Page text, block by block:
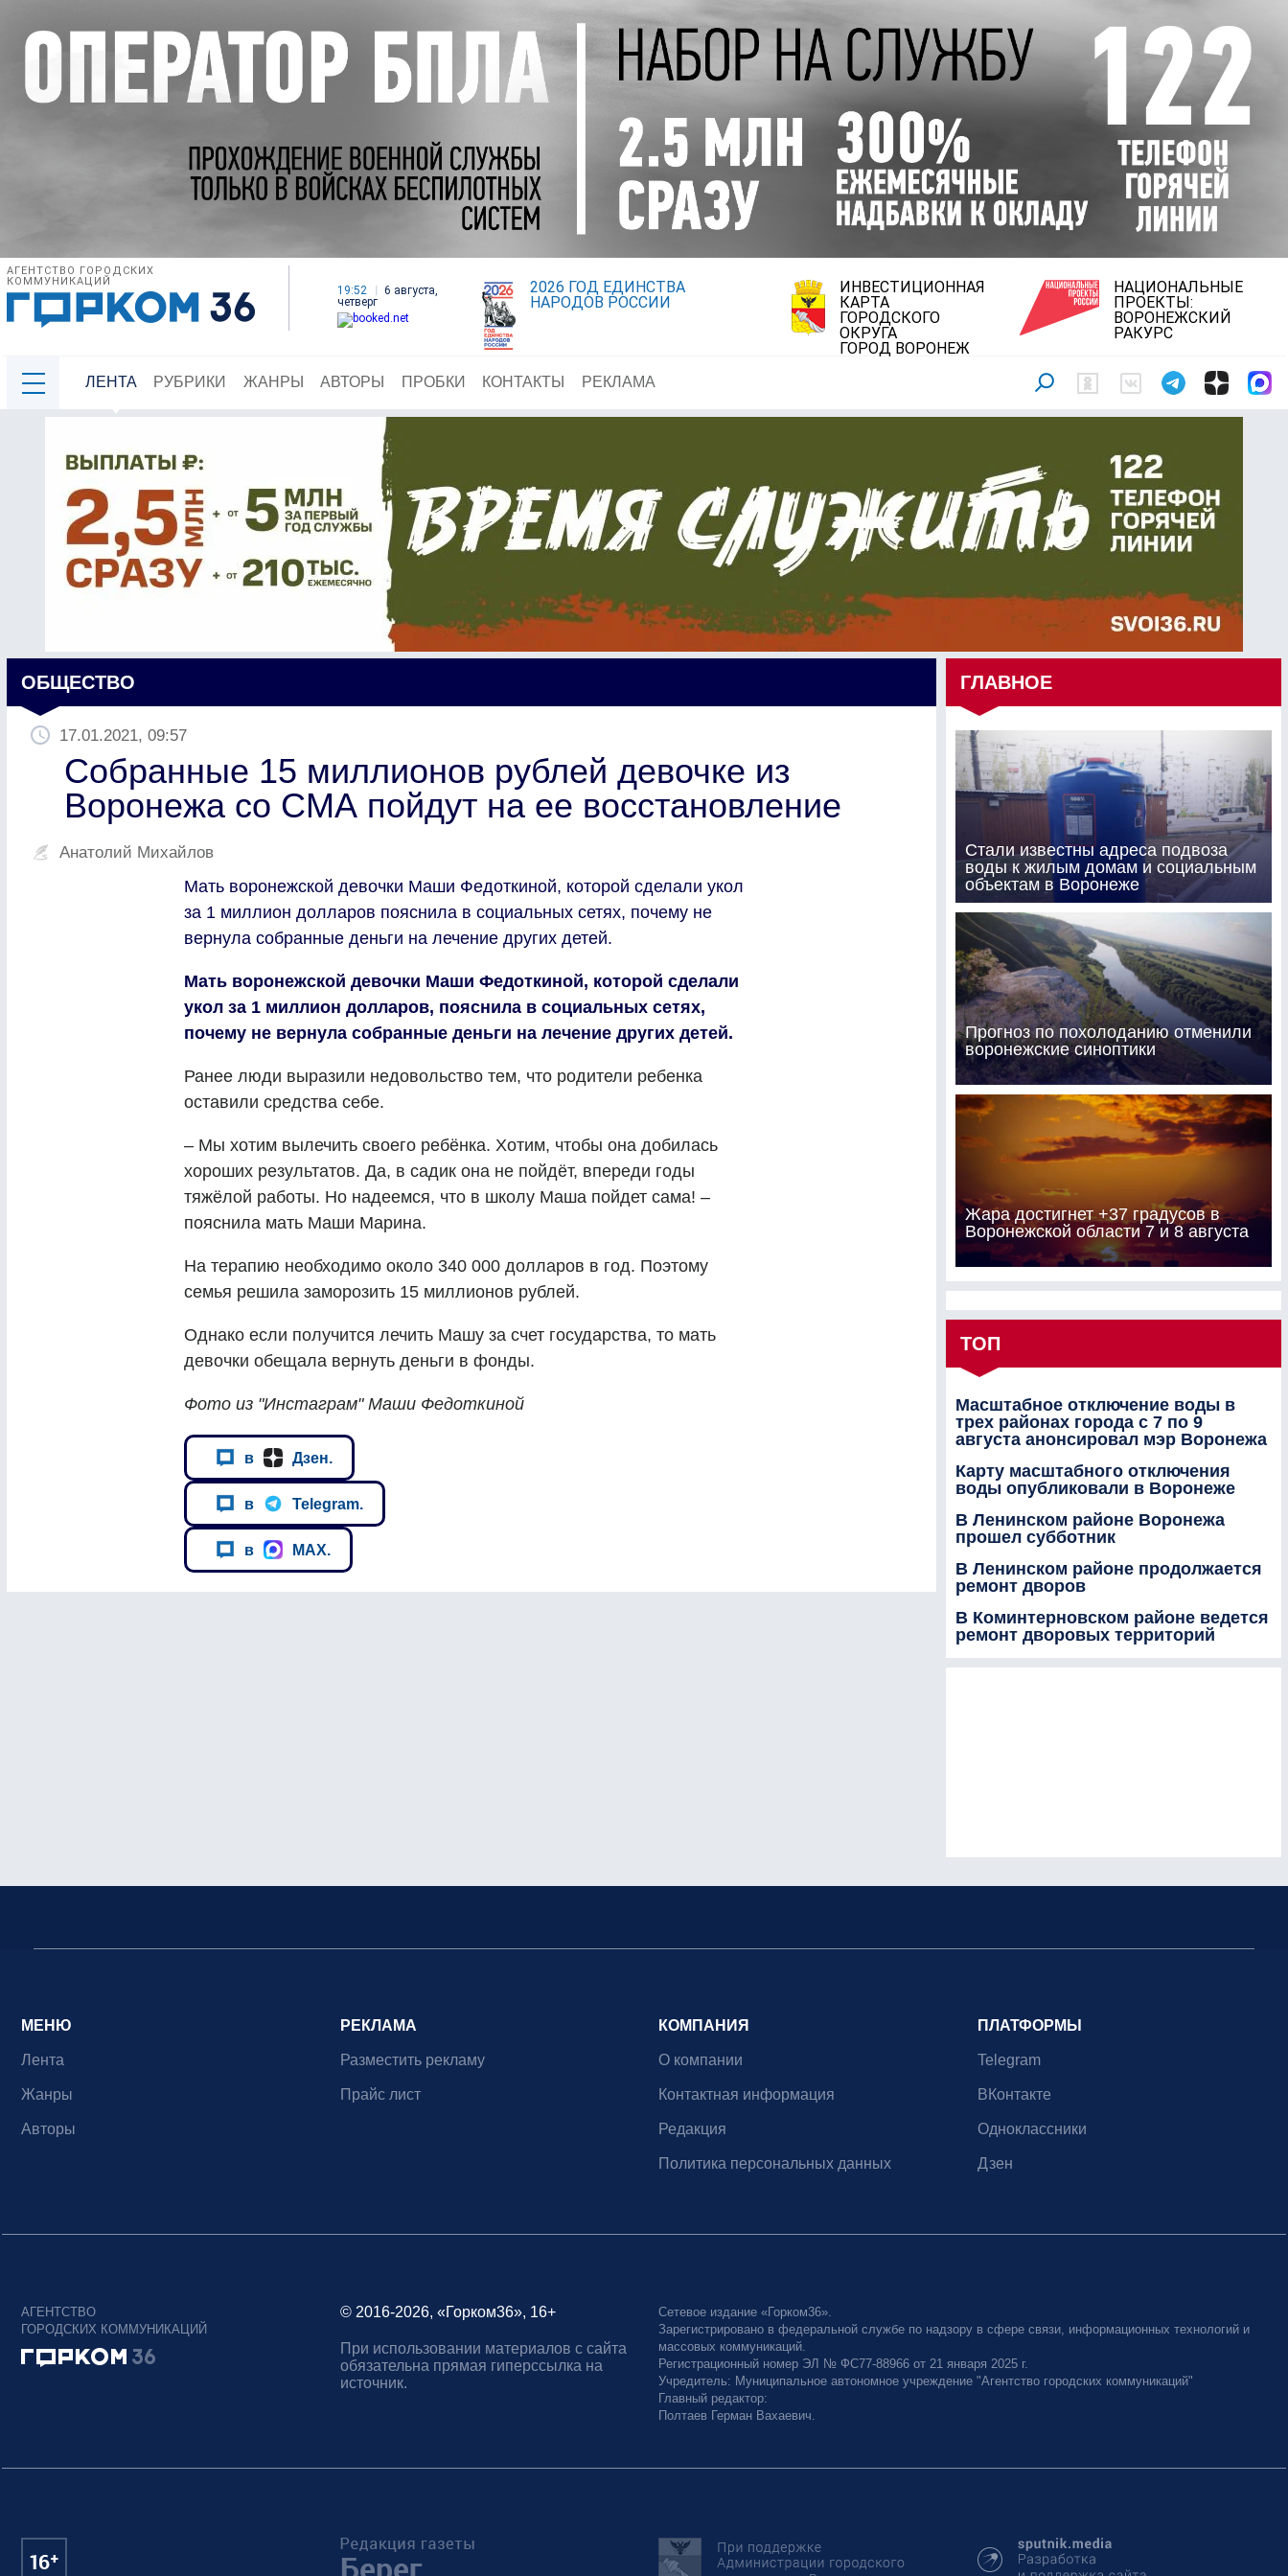
АГЕНТСТВО ГОРОДСКИХ
КОММУНИКАЦИЙ
19:52
6 августа,
четверг
2026 ГОД ЕДИНСТВА
НАРОДОВ РОССИИ
ИНВЕСТИЦИОННАЯ
КАРТА
ГОРОДСКОГО
ОКРУГА
ГОРОД ВОРОНЕЖ
НАЦИОНАЛЬНЫЕ
ПРОЕКТЫ:
ВОРОНЕЖСКИЙ
РАКУРС
ЛЕНТА РУБРИКИ ЖАНРЫ АВТОРЫ ПРОБКИ КОНТАКТЫ РЕКЛАМА
ОБЩЕСТВО
17.01.2021, 09:57
Собранные 15 миллионов рублей девочке из
Воронежа со СМА пойдут на ее восстановление
Анатолий Михайлов
Мать воронежской девочки Маши Федоткиной, которой сделали укол
за 1 миллион долларов пояснила в социальных сетях, почему не
вернула собранные деньги на лечение других детей.
Мать воронежской девочки Маши Федоткиной, которой сделали
укол за 1 миллион долларов, пояснила в социальных сетях,
почему не вернула собранные деньги на лечение других детей.
Ранее люди выразили недовольство тем, что родители ребенка
оставили средства себе.
– Мы хотим вылечить своего ребёнка. Хотим, чтобы она добилась
хороших результатов. Да, в садик она не пойдёт, впереди годы
тяжёлой работы. Но надеемся, что в школу Маша пойдет сама! –
пояснила мать Маши Марина.
На терапию необходимо около 340 000 долларов в год. Поэтому
семья решила заморозить 15 миллионов рублей.
Однако если получится лечить Машу за счет государства, то мать
девочки обещала вернуть деньги в фонды.
Фото из "Инстаграм" Маши Федоткиной
в Дзен.
в Telegram.
в MAX.
ГЛАВНОЕ
Стали известны адреса подвоза
воды к жилым домам и социальным
объектам в Воронеже
Прогноз по похолоданию отменили
воронежские синоптики
Жара достигнет +37 градусов в
Воронежской области 7 и 8 августа
ТОП
Масштабное отключение воды в
трех районах города с 7 по 9
августа анонсировал мэр Воронежа
Карту масштабного отключения
воды опубликовали в Воронеже
В Ленинском районе Воронежа
прошел субботник
В Ленинском районе продолжается
ремонт дворов
В Коминтерновском районе ведется
ремонт дворовых территорий
МЕНЮ
Лента
Жанры
Авторы
РЕКЛАМА
Разместить рекламу
Прайс лист
КОМПАНИЯ
О компании
Контактная информация
Редакция
Политика персональных данных
ПЛАТФОРМЫ
Telegram
ВКонтакте
Одноклассники
Дзен
АГЕНТСТВО
ГОРОДСКИХ КОММУНИКАЦИЙ
© 2016-2026, «Горком36», 16+
При использовании материалов с сайта
обязательна прямая гиперссылка на
источник.
Сетевое издание «Горком36».
Зарегистрировано в федеральной службе по надзору в сфере связи, информационных технологий и
массовых коммуникаций.
Регистрационный номер ЭЛ № ФС77-88966 от 21 января 2025 г.
Учредитель: Муниципальное автономное учреждение "Агентство городских коммуникаций"
Главный редактор:
Полтаев Герман Вахаевич.